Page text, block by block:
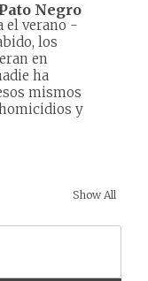
Negro
el verano -
los
en
ha
mismos
y
Show All